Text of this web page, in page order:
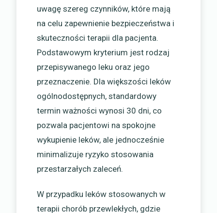
uwagę szereg czynników, które mają
na celu zapewnienie bezpieczeństwa i
skuteczności terapii dla pacjenta.
Podstawowym kryterium jest rodzaj
przepisywanego leku oraz jego
przeznaczenie. Dla większości leków
ogólnodostępnych, standardowy
termin ważności wynosi 30 dni, co
pozwala pacjentowi na spokojne
wykupienie leków, ale jednocześnie
minimalizuje ryzyko stosowania
przestarzałych zaleceń.
W przypadku leków stosowanych w
terapii chorób przewlekłych, gdzie